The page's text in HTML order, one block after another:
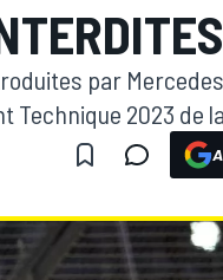
par
2023 de la